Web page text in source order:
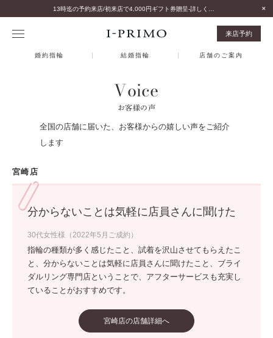
来店予約
婚約指輪 結婚指輪 店舗のご案内
Voice
お客様の声
全国の店舗に届いた、お客様からの嬉しい声をご紹介
します
宮崎店
分からないことは気軽に店員さんに聞けた
30代女性様（2022年5月ご成約）
指輪の種類が多く感じたこと、試着を沢山させてもらえたこ
と、分からないことは気軽に店員さんに聞けたこと、ブライ
ダルリング専門店ということで、アフターサービスも充実し
ていることがおすすめです。
宮崎店の店舗詳細へ